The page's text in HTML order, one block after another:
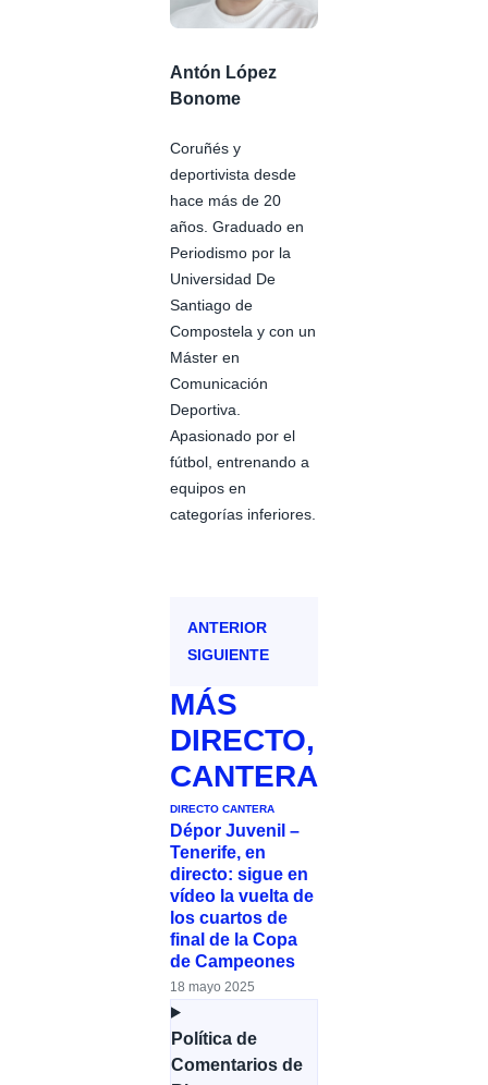
Antón López
Bonome
Coruñés y
deportivista desde
hace más de 20
años. Graduado en
Periodismo por la
Universidad De
Santiago de
Compostela y con un
Máster en
Comunicación
Deportiva.
Apasionado por el
fútbol, entrenando a
equipos en
categorías inferiores.
ANTERIOR
SIGUIENTE
MÁS
DIRECTO,
CANTERA
DIRECTO CANTERA
Dépor Juvenil –
Tenerife, en
directo: sigue en
vídeo la vuelta de
los cuartos de
final de la Copa
de Campeones
18 mayo 2025
Política de
Comentarios de